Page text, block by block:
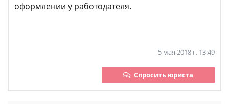
оформлении у работодателя.
5 мая 2018 г. 13:49
Спросить юриста